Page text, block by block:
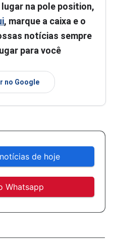
na pole position,
, marque a caixa e o
notícias sempre
para você
no Google
de hoje
Whatsapp